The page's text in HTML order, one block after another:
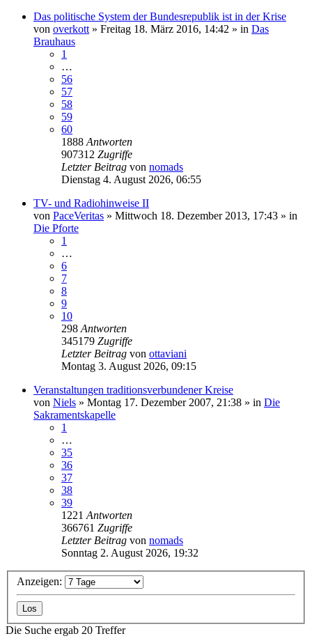
Das politische System der Bundesrepublik ist in der Krise
von overkott » Freitag 18. März 2016, 14:42 » in Das
Brauhaus
1
…
56
57
58
59
60
1888 Antworten
907312 Zugriffe
Letzter Beitrag von nomads
Dienstag 4. August 2026, 06:55
TV- und Radiohinweise II
von PaceVeritas » Mittwoch 18. Dezember 2013, 17:43 » in
Die Pforte
1
…
6
7
8
9
10
298 Antworten
345179 Zugriffe
Letzter Beitrag von ottaviani
Montag 3. August 2026, 09:15
Veranstaltungen traditionsverbundener Kreise
von Niels » Montag 17. Dezember 2007, 21:38 » in Die
Sakramentskapelle
1
…
35
36
37
38
39
1221 Antworten
366761 Zugriffe
Letzter Beitrag von nomads
Sonntag 2. August 2026, 19:32
Anzeigen:
Die Suche ergab 20 Treffer